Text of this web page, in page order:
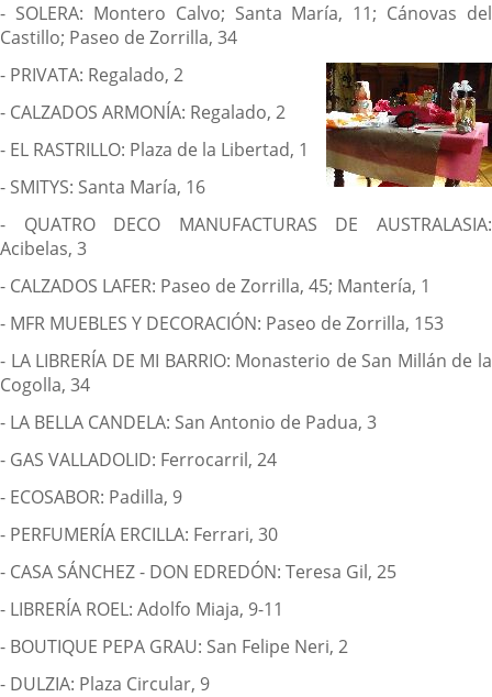
- SOLERA: Montero Calvo; Santa María, 11; Cánovas del
Castillo; Paseo de Zorrilla, 34
- PRIVATA: Regalado, 2
- CALZADOS ARMONÍA: Regalado, 2
- EL RASTRILLO: Plaza de la Libertad, 1
- SMITYS: Santa María, 16
- QUATRO DECO MANUFACTURAS DE AUSTRALASIA:
Acibelas, 3
- CALZADOS LAFER: Paseo de Zorrilla, 45; Mantería, 1
- MFR MUEBLES Y DECORACIÓN: Paseo de Zorrilla, 153
- LA LIBRERÍA DE MI BARRIO: Monasterio de San Millán de la
Cogolla, 34
- LA BELLA CANDELA: San Antonio de Padua, 3
- GAS VALLADOLID: Ferrocarril, 24
- ECOSABOR: Padilla, 9
- PERFUMERÍA ERCILLA: Ferrari, 30
- CASA SÁNCHEZ - DON EDREDÓN: Teresa Gil, 25
- LIBRERÍA ROEL: Adolfo Miaja, 9-11
- BOUTIQUE PEPA GRAU: San Felipe Neri, 2
- DULZIA: Plaza Circular, 9